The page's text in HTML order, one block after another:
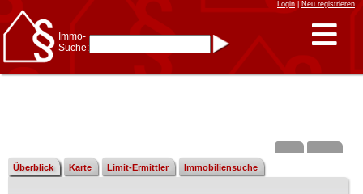
Login| Neu registrieren
Immo-
Suche:
z.B.:15 Frankfurtfür
Frankfurt/Oder
und6 Frankfurtfür Frankfurt
Überblick Karte Limit-Ermittler Immobiliensuche